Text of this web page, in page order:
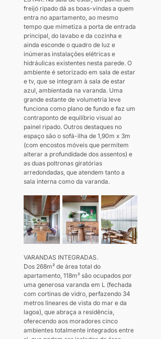
freijó ripado dá as boas-vindas a quem
entra no apartamento, ao mesmo
tempo que mimetiza a porta de entrada
principal, do lavabo e da cozinha e
ainda esconde o quadro de luz e
inúmeras instalações elétricas e
hidráulicas existentes nesta parede. O
ambiente é setorizado em sala de estar
e tv, que se integram à sala de estar
azul, ambientada na varanda. Uma
grande estante de volumetria leve
funciona como plano de fundo e faz um
contraponto de equilíbrio visual ao
painel ripado. Outros destaques no
espaço são o sofá-ilha de 1,90m x 3m
(com encostos móveis que permitem
alterar a profundidade dos assentos) e
as duas poltronas giratórias
arredondadas, que atendem tanto a
sala interna como da varanda.
VARANDAS INTEGRADAS.
Dos 268m² de área total do
apartamento, 118m² são ocupados por
uma generosa varanda em L (fechada
com cortinas de vidro, perfazendo 34
metros lineares de vista do mar e da
lagoa), que abraça a residência,
oferecendo aos moradores cinco
ambientes totalmente integrados entre